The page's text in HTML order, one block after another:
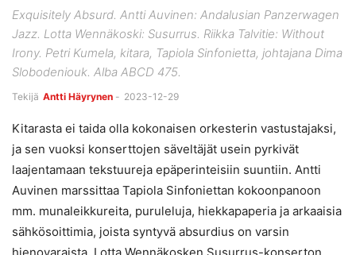
Exquisitely Absurd. Antti Auvinen: Andalusian Panzerwagen
Jazz. Lotta Wennäkoski: Susurrus. Riikka Talvitie: Without
Irony. Petri Kumela, kitara, Tapiola Sinfonietta, johtajana Dima
Slobodeniouk. Alba ABCD 475.
Tekijä Antti Häyrynen - 2023-12-29
Kitarasta ei taida olla kokonaisen orkesterin vastustajaksi,
ja sen vuoksi konserttojen säveltäjät usein pyrkivät
laajentamaan tekstuureja epäperinteisiin suuntiin. Antti
Auvinen marssittaa Tapiola Sinfoniettan kokoonpanoon
mm. munaleikkureita, puruleluja, hiekkapaperia ja arkaaisia
sähkösoittimia, joista syntyvä absurdius on varsin